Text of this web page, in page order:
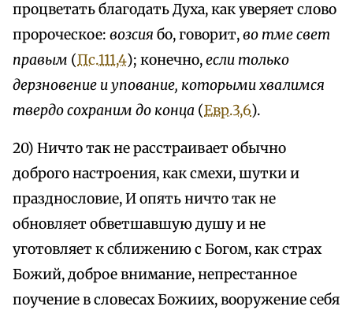
процветать благодать Духа, как уверяет слово
пророческое: возсия бо, говорит,во тме свет
правым (Пс.111,4); конечно,если только
дерзновение и упование, которыми хвалимся
твердо сохраним до конца (Евр.3,6).
20) Ничто так не расстраивает обычно
доброго настроения, как смехи, шутки и
празднословие, И опять ничто так не
обновляет обветшавшую душу и не
уготовляет к сближению с Богом, как страх
Божий, доброе внимание, непрестанное
поучение в словесах Божиих, вооружение себя